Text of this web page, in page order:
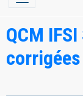
QCM
corrigées